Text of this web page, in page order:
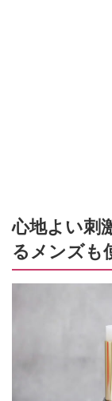
心地よい刺
るメンズも